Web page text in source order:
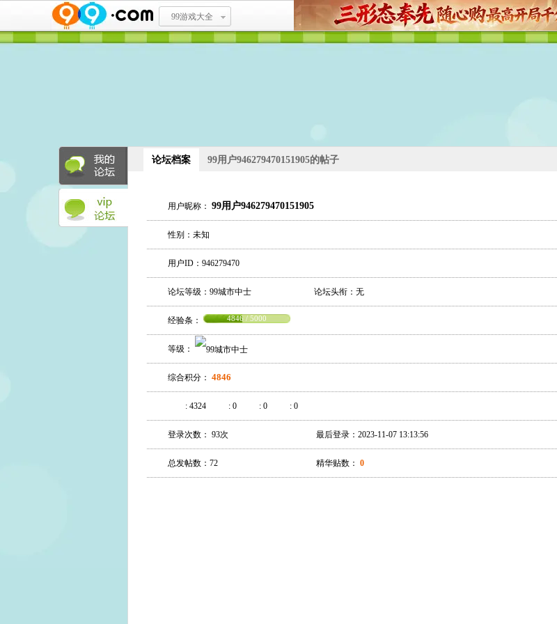
99游戏大全
论坛档案 99用户946279470151905的帖子
用户昵称： 99用户946279470151905
性别：未知
用户ID：946279470
论坛等级：99城市中士 论坛头衔：无
经验条： 4846 / 5000
等级：
综合积分： 4846
: 4324 : 0 : 0 : 0
登录次数： 93次 最后登录：2023-11-07 13:13:56
总发帖数：72 精华贴数： 0